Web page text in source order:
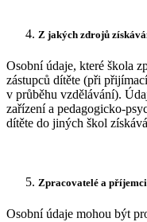
Z jakých zdrojů
Osobní údaje, které škola
zástupců dítěte (při
v průběhu vzdělávání).
zařízení a pedagogicko-
dítěte do jiných škol
Zpracovatelé a
Osobní údaje mohou být